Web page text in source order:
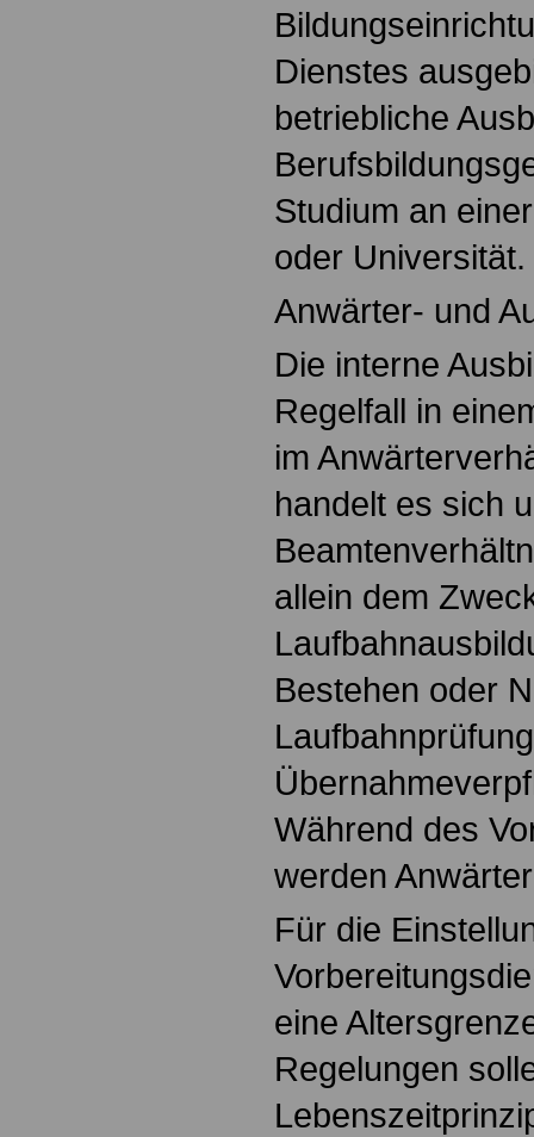
Dienstes
betriebliche
Studium an
oder Universität.
Anwärter- und
Die interne
Regelfall in
im
handelt es sich
allein dem
Bestehen oder
Während des
werden
Für die
eine
Regelungen